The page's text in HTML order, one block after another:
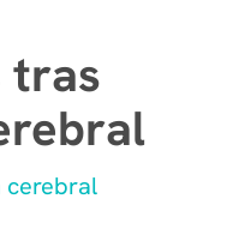
tras
cerebral